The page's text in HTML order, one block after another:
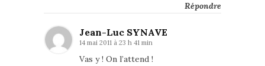
Répondre
Jean-Luc SYNAVE
14 mai 2011 à 23 h 41 min
Vas y ! On l’attend !